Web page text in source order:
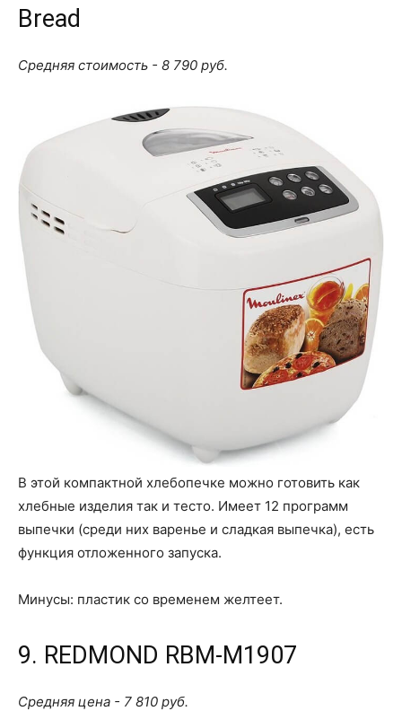
Bread
Средняя стоимость - 8 790 руб.
В этой компактной хлебопечке можно готовить как
хлебные изделия так и тесто. Имеет 12 программ
выпечки (среди них варенье и сладкая выпечка), есть
функция отложенного запуска.
Минусы: пластик со временем желтеет.
9. REDMOND RBM-M1907
Средняя цена - 7 810 руб.